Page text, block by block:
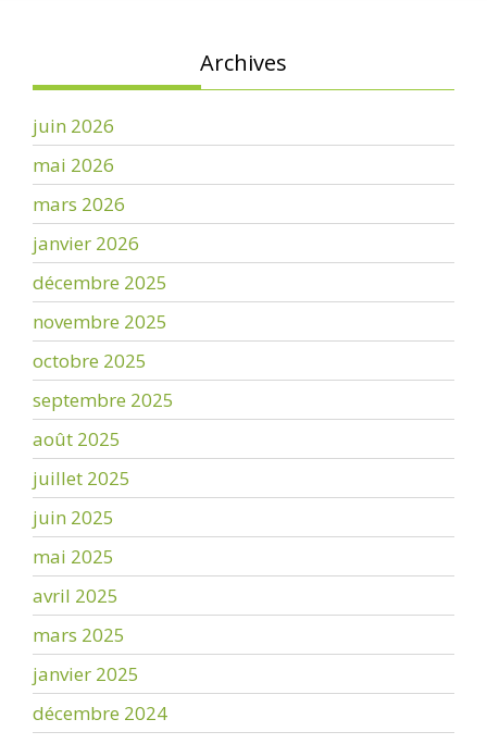
Archives
juin 2026
mai 2026
mars 2026
janvier 2026
décembre 2025
novembre 2025
octobre 2025
septembre 2025
août 2025
juillet 2025
juin 2025
mai 2025
avril 2025
mars 2025
janvier 2025
décembre 2024